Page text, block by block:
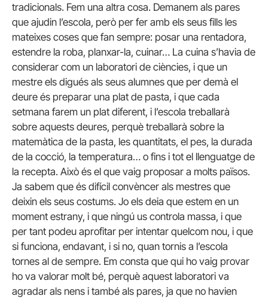
tradicionals. Fem una altra cosa. Demanem als pares
que ajudin l’escola, però per fer amb els seus fills les
mateixes coses que fan sempre: posar una rentadora,
estendre la roba, planxar-la, cuinar… La cuina s’havia de
considerar com un laboratori de ciències, i que un
mestre els digués als seus alumnes que per demà el
deure és preparar una plat de pasta, i que cada
setmana farem un plat diferent, i l’escola treballarà
sobre aquests deures, perquè treballarà sobre la
matemàtica de la pasta, les quantitats, el pes, la durada
de la cocció, la temperatura… o fins i tot el llenguatge de
la recepta. Això és el que vaig proposar a molts països.
Ja sabem que és difícil convèncer als mestres que
deixin els seus costums. Jo els deia que estem en un
moment estrany, i que ningú us controla massa, i que
per tant podeu aprofitar per intentar quelcom nou, i que
si funciona, endavant, i si no, quan tornis a l’escola
tornes al de sempre. Em consta que qui ho vaig provar
ho va valorar molt bé, perquè aquest laboratori va
agradar als nens i també als pares, ja que no havien